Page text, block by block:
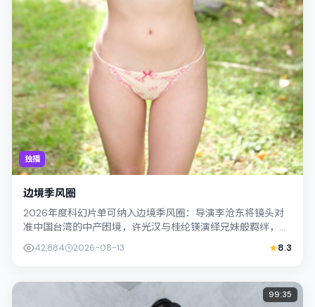
独播
边境季风圈
2026年度科幻片单可纳入边境季风圈：导演李沧东将镜头对
准中国台湾的中产困境，许光汉与桂纶镁演绎兄妹般羁绊，文
本层面兼顾悬疑线索与情感救赎，搜索...
42,884 2026-08-13 8.3
99:35